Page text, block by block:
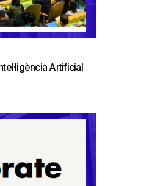
Artificial